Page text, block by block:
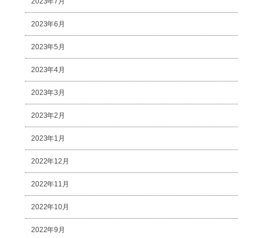
2023年6月
2023年5月
2023年4月
2023年3月
2023年2月
2023年1月
2022年12月
2022年11月
2022年10月
2022年9月